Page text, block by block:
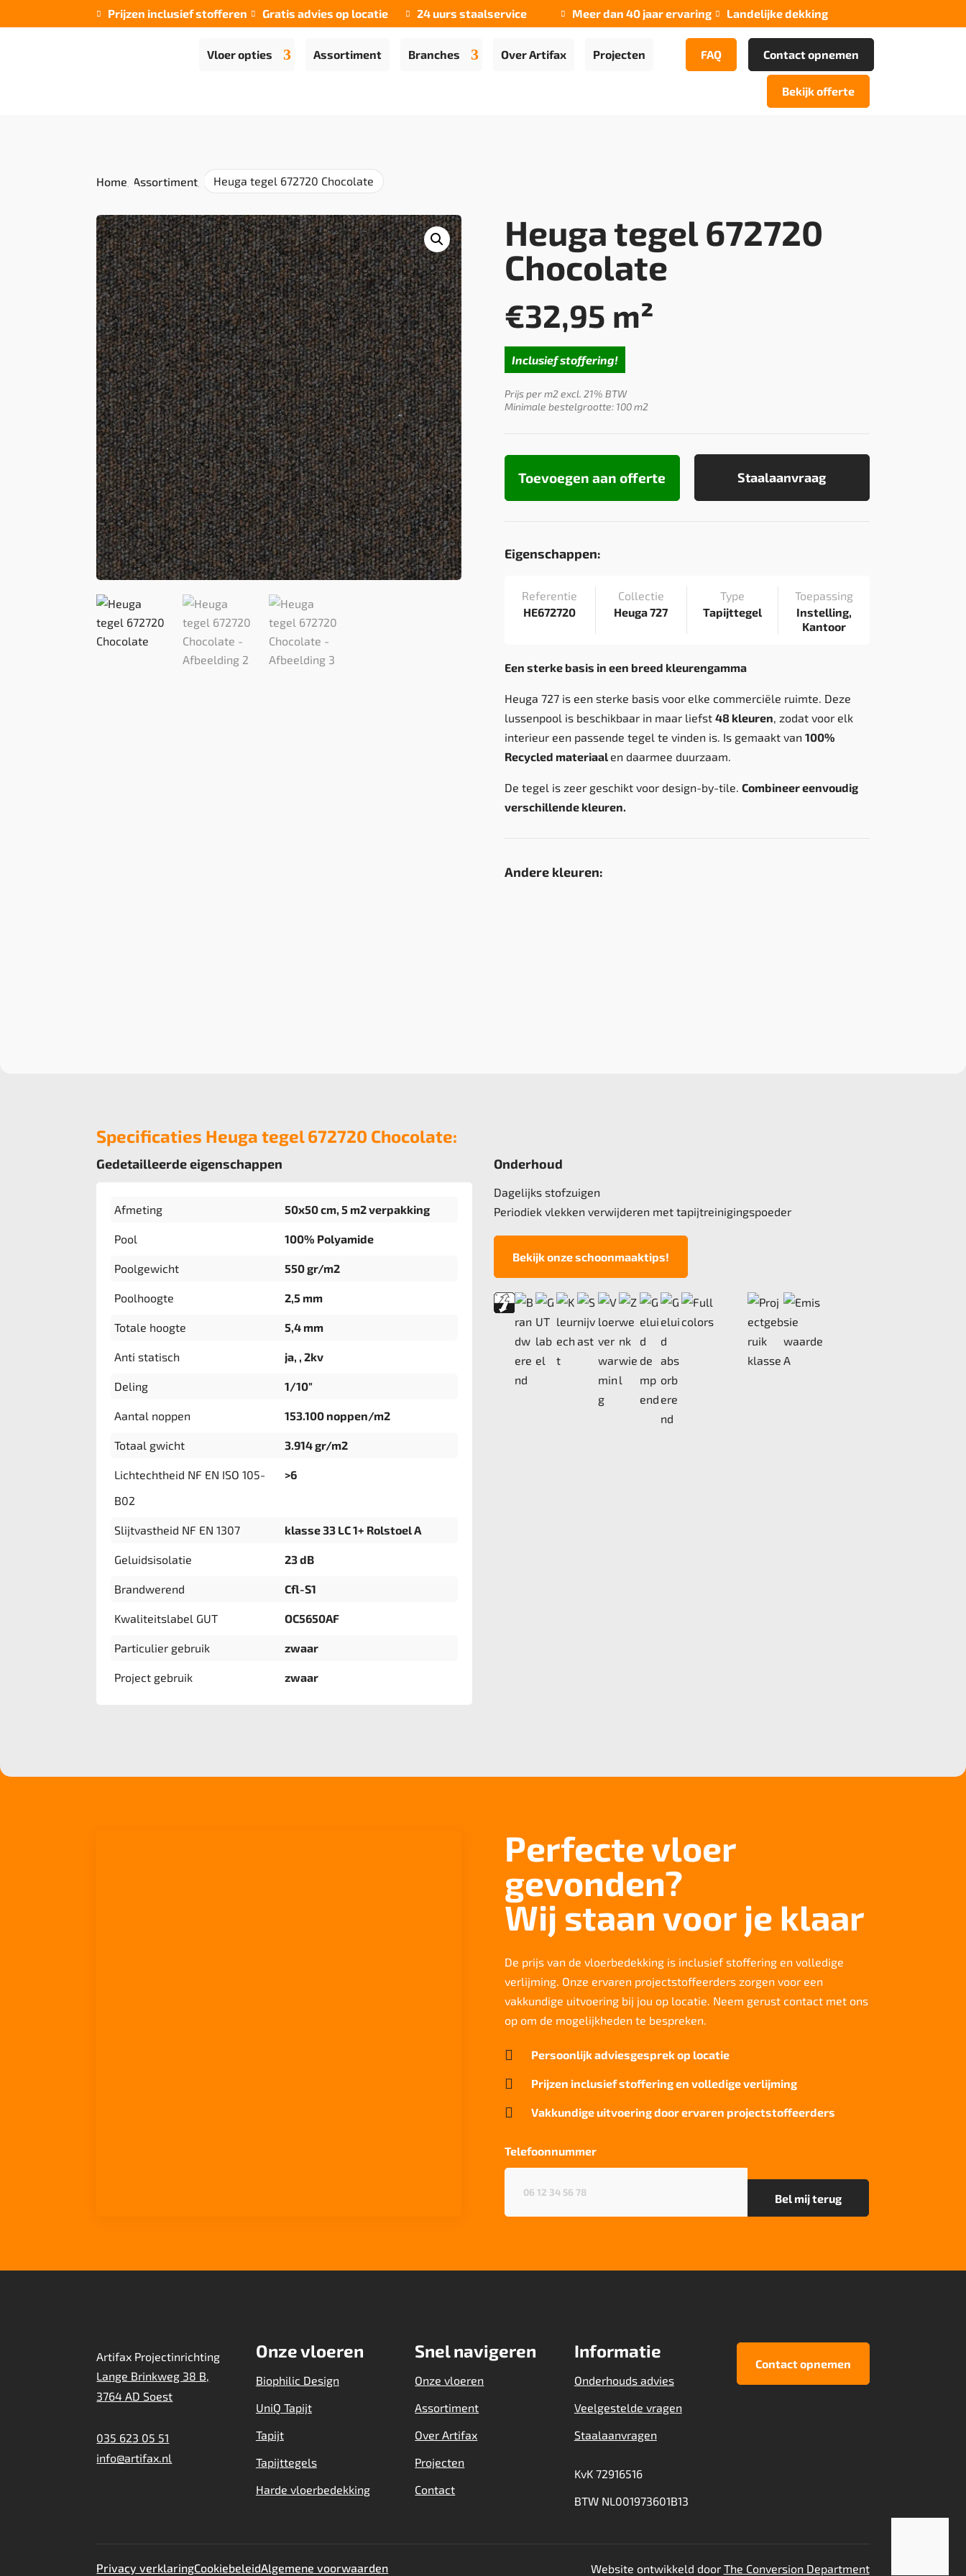
 Prijzen inclusief stofferen  Gratis advies op locatie  24 uurs staalservice  Meer dan 40 jaar ervaring  Landelijke dekking
Vloer opties Assortiment Branches Over Artifax Projecten FAQ Contact opnemen
Bekijk offerte
Home Assortiment Heuga tegel 672720 Chocolate
Heuga tegel 672720
Chocolate
€32,95 m²
Inclusief stoffering!
Prijs per m2 excl. 21% BTW
Minimale bestelgrootte: 100 m2
Staalaanvraag
Toevoegen aan offerte
Eigenschappen:
Referentie
HE672720
Collectie
Heuga 727
Type
Tapijttegel
Toepassing
Instelling,
Kantoor
Een sterke basis in een breed kleurengamma
Heuga 727 is een sterke basis voor elke commerciële ruimte. Deze
lussenpool is beschikbaar in maar liefst 48 kleuren, zodat voor elk
interieur een passende tegel te vinden is. Is gemaakt van 100%
Recycled materiaalen daarmee duurzaam.
De tegel is zeer geschikt voor design-by-tile. Combineer eenvoudig
verschillende kleuren.
Andere kleuren:
Specificaties Heuga tegel 672720 Chocolate:
Gedetailleerde eigenschappen
Afmeting 50x50 cm, 5 m2 verpakking
Pool 100% Polyamide
Poolgewicht 550 gr/m2
Poolhoogte 2,5 mm
Totale hoogte 5,4 mm
Anti statisch ja, , 2kv
Deling 1/10"
Aantal noppen 153.100 noppen/m2
Totaal gwicht 3.914 gr/m2
Lichtechtheid NF EN ISO 105-
B02
>6
Slijtvastheid NF EN 1307 klasse 33 LC 1+ Rolstoel A
Geluidsisolatie 23 dB
Brandwerend Cfl-S1
Kwaliteitslabel GUT OC5650AF
Particulier gebruik zwaar
Project gebruik zwaar
Onderhoud
Dagelijks stofzuigen
Periodiek vlekken verwijderen met tapijtreinigingspoeder
Bekijk onze schoonmaaktips!
Perfecte vloer
gevonden?
Wij staan voor je klaar
De prijs van de vloerbedekking is inclusief stoffering en volledige
verlijming. Onze ervaren projectstoffeerders zorgen voor een
vakkundige uitvoering bij jou op locatie. Neem gerust contact met ons
op om de mogelijkheden te bespreken.
 Persoonlijk adviesgesprek op locatie
 Prijzen inclusief stoffering en volledige verlijming
 Vakkundige uitvoering door ervaren projectstoffeerders
Telefoonnummer
Artifax Projectinrichting
Lange Brinkweg 38 B,
3764 AD Soest
035 623 05 51
info@artifax.nl
Onze vloeren
Biophilic Design
UniQ Tapijt
Tapijt
Tapijttegels
Harde vloerbedekking
Snel navigeren
Onze vloeren
Assortiment
Over Artifax
Projecten
Contact
Informatie
Onderhouds advies
Veelgestelde vragen
Staalaanvragen
KvK 72916516
BTW NL001973601B13
Contact opnemen
Privacy verklaringCookiebeleidAlgemene voorwaarden Website ontwikkeld door The Conversion Department